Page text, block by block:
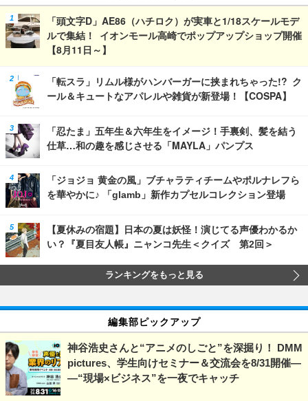
「頭文字D」AE86（ハチロク）が実車と1/18スケールモデ
ルで集結！ イオンモール高崎でポップアップショップ開催
【8月11日～】
「転スラ」リムル様がハンバーガーに挟まれちゃった!? ク
ール＆キュートなアパレルや雑貨が新登場！【COSPA】
「忍たま」五年生＆六年生をイメージ！手裏剣、髪を結う
仕草…和の趣を感じさせる「MAYLA」パンプス
「ジョジョ 黄金の風」ブチャラティチームやポルナレフら
を華やかに♪ 「glamb」新作カプセルコレクション登場
【夏休みの宿題】日本の夏は妖怪！演じてる声優わかるか
い？『夏目友人帳』ニャンコ先生＜クイズ 第2回＞
ランキングをもっと見る
編集部ピックアップ
神谷浩史さんと“アニメのしごと”を深掘り！ DMM
pictures、学生向けセミナー＆交流会を8/31開催―
―“現場×ビジネス”を一夜でキャッチ